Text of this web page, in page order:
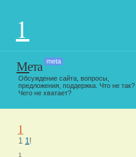
1
Мета meta
Обсуждение сайта, вопросы,
предложения, поддержка. Что не так?
Чего не хватает?
1
1 1!
1